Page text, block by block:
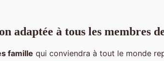
adaptée à tous les membres
famille qui conviendra à tout le monde